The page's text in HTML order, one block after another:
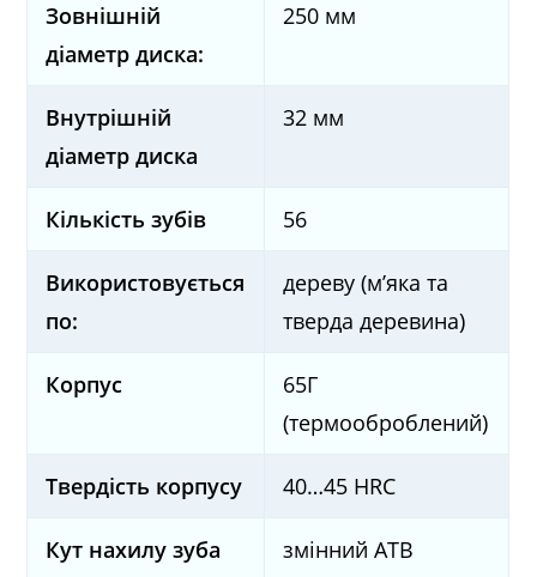
Зовнішній
діаметр диска:
250 мм
Внутрішній
діаметр диска
32 мм
Кількість зубів 56
Використовується
по:
дереву (м’яка та
тверда деревина)
Корпус
65Г
(термооброблений)
Твердість корпусу 40…45 HRC
Кут нахилу зуба змінний ATB